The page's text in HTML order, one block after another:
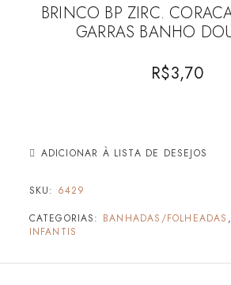
BRINCO BP ZIRC.
GARRAS BANHO
R$3,70
ADICIONAR À LISTA DE DESEJOS
SKU: 6429
CATEGORIAS: BANHADAS/FOLHEADAS ,
INFANTIS